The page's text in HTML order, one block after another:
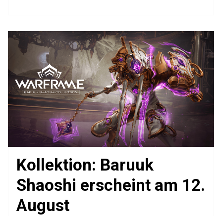
Kollektion: Baruuk
Shaoshi erscheint am 12.
August